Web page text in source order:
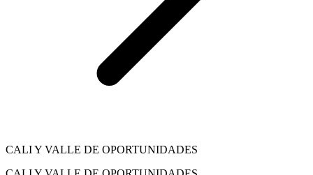
CALI Y VALLE DE OPORTUNIDADES